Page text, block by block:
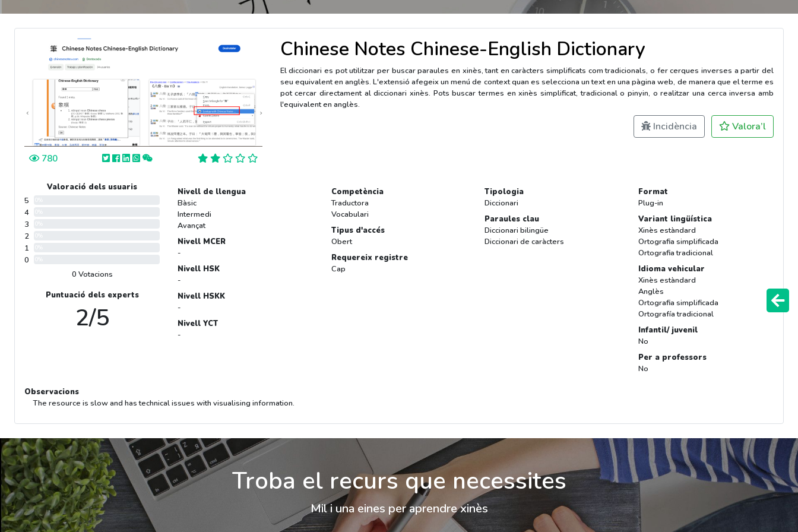
780
Chinese Notes Chinese-English Dictionary
El diccionari es pot utilitzar per buscar paraules en xinès, tant en caràcters simplificats com tradicionals, o fer cerques inverses a partir del
seu equivalent en anglès. L'extensió afegeix un menú de context quan es selecciona un text en una pàgina web, de manera que el terme es
pot cercar directament al diccionari xinès. Pots buscar termes en xinès simplificat, tradicional o pinyin, o realitzar una cerca inversa amb
l'equivalent en anglès.
Incidència Valora’l
Valoració dels usuaris
5
4
3
2
1
0
0 Votacions
Puntuació dels experts
2/5
Nivell de llengua
Bàsic
Intermedi
Avançat
Nivell MCER
-
Nivell HSK
-
Nivell HSKK
-
Nivell YCT
-
Competència
Traductora
Vocabulari
Tipus d'accés
Obert
Requereix registre
Cap
Tipologia
Diccionari
Paraules clau
Diccionari bilingüe
Diccionari de caràcters
Format
Plug-in
Variant lingüística
Xinès estàndard
Ortografia simplificada
Ortografia tradicional
Idioma vehicular
Xinès estàndard
Anglès
Ortografia simplificada
Ortografía tradicional
Infantil/ juvenil
No
Per a professors
No
Observacions
The resource is slow and has technical issues with visualising information.
Troba el recurs que necessites
Mil i una eines per aprendre xinès